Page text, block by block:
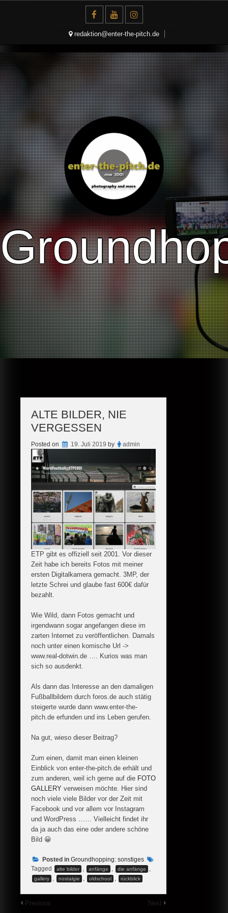
redaktion@enter-the-pitch.de
ALTE BILDER, NIE
VERGESSEN
Posted on 19. Juli 2019 by admin
ETP gibt es offiziell seit 2001. Vor dieser
Zeit habe ich bereits Fotos mit meiner
ersten Digitalkamera gemacht. 3MP, der
letzte Schrei und glaube fast 600€ dafür
bezahlt.
Wie Wild, dann Fotos gemacht und
irgendwann sogar angefangen diese im
zarten Internet zu veröffentlichen. Damals
noch unter einen komische Url ->
www.real-dotwin.de …. Kurios was man
sich so ausdenkt.
Als dann das Interesse an den damaligen
Fußballbildern durch foros.de auch stätig
steigerte wurde dann www.enter-the-
pitch.de erfunden und ins Leben gerufen.
Na gut, wieso dieser Beitrag?
Zum einen, damit man einen kleinen
Einblick von enter-the-pitch.de erhält und
zum anderen, weil ich gerne auf die FOTO
GALLERY verweisen möchte. Hier sind
noch viele viele Bilder vor der Zeit mit
Facebook und vor allem vor Instagram
und WordPress …… Vielleicht findet ihr
da ja auch das eine oder andere schöne
Bild 😀
Posted in Groundhopping: sonstiges
Tagged
alte bilder , anfänge , die anfänge ,
gallery , nostalgie , oldschool , rückblick
Previous Next